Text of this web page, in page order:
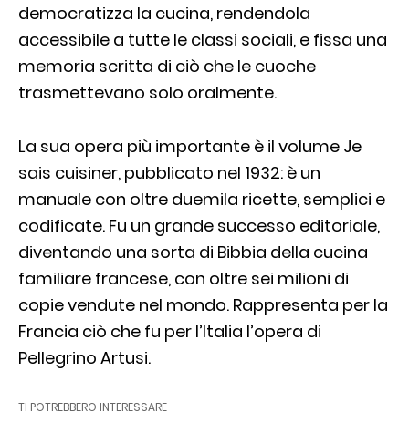
democratizza la cucina, rendendola
accessibile a tutte le classi sociali, e fissa una
memoria scritta di ciò che le cuoche
trasmettevano solo oralmente.
La sua opera più importante è il volume Je
sais cuisiner, pubblicato nel 1932: è un
manuale con oltre duemila ricette, semplici e
codificate. Fu un grande successo editoriale,
diventando una sorta di Bibbia della cucina
familiare francese, con oltre sei milioni di
copie vendute nel mondo. Rappresenta per la
Francia ciò che fu per l’Italia l’opera di
Pellegrino Artusi.
TI POTREBBERO INTERESSARE